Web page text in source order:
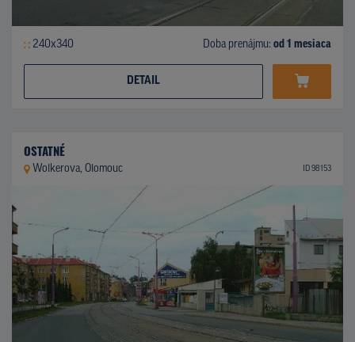
240x340 Doba prenájmu: od 1 mesiaca
DETAIL
OSTATNÉ
Wolkerova, Olomouc ID 98153